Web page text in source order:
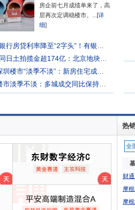
房企前七月成绩单来了，高
层再次定调稳楼市。...[详
细]